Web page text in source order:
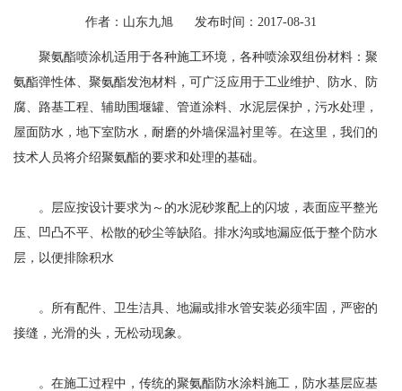
作者：山东九旭 发布时间：2017-08-31
聚氨酯喷涂机适用于各种施工环境，各种喷涂双组份材料：聚
氨酯弹性体、聚氨酯发泡材料，可广泛应用于工业维护、防水、防
腐、路基工程、辅助围堰罐、管道涂料、水泥层保护，污水处理，
屋面防水，地下室防水，耐磨的外墙保温衬里等。在这里，我们的
技术人员将介绍聚氨酯的要求和处理的基础。
。层应按设计要求为～的水泥砂浆配上的闪坡，表面应平整光
压、凹凸不平、松散的砂尘等缺陷。排水沟或地漏应低于整个防水
层，以便排除积水
。所有配件、卫生洁具、地漏或排水管安装必须牢固，严密的
接缝，光滑的头，无松动现象。
。在施工过程中，传统的聚氨酯防水涂料施工，防水基层应基